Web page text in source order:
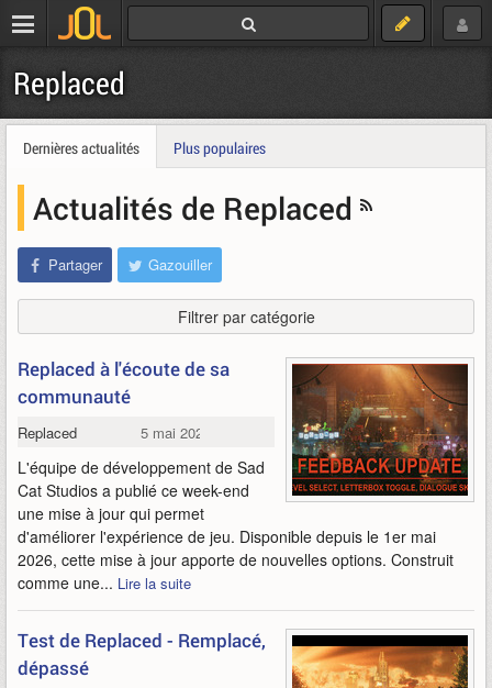
Replaced
Dernières actualités Plus populaires
Actualités de Replaced
Partager Gazouiller
Filtrer par catégorie
Replaced à l'écoute de sa
communauté
Replaced 5 mai 2026
L'équipe de développement de Sad
Cat Studios a publié ce week-end
une mise à jour qui permet
d'améliorer l'expérience de jeu. Disponible depuis le 1er mai
2026, cette mise à jour apporte de nouvelles options. Construit
comme une... Lire la suite
Test de Replaced - Remplacé,
dépassé